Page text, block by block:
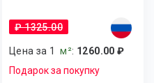
₽ 1325.00
Цена за 1м²: 1260.00 ₽
Подарок за покупку